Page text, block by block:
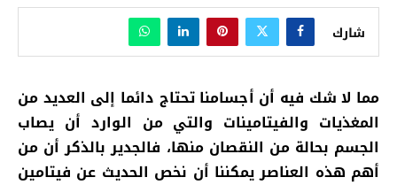
شارك
مما لا شك فيه أن أجسامنا تحتاج دائما إلى العديد من
المغذيات والفيتامينات والتي من الوارد أن يصاب
الجسم بحالة من النقصان منها، فالجدير بالذكر أن من
أهم هذه العناصر يمكننا أن نخص الحديث عن فيتامين